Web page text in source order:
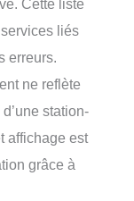
Cette liste
liés
erreurs.
ne reflète
station-
affichage est
grâce à